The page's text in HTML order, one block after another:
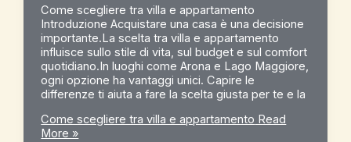
Come scegliere tra villa e appartamento
Introduzione Acquistare una casa è una decisione
importante.La scelta tra villa e appartamento
influisce sullo stile di vita, sul budget e sul comfort
quotidiano.In luoghi come Arona e Lago Maggiore,
ogni opzione ha vantaggi unici. Capire le
differenze ti aiuta a fare la scelta giusta per te e la
Come scegliere tra villa e appartamento Read
More »